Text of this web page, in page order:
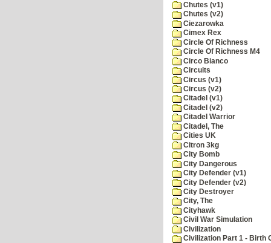
Chutes (v1)
Chutes (v2)
Ciezarowka
Cimex Rex
Circle Of Richness
Circle Of Richness M4
Circo Bianco
Circuits
Circus (v1)
Circus (v2)
Citadel (v1)
Citadel (v2)
Citadel Warrior
Citadel, The
Cities UK
Citron 3kg
City Bomb
City Dangerous
City Defender (v1)
City Defender (v2)
City Destroyer
City, The
Cityhawk
Civil War Simulation
Civilization
Civilization Part 1 - Birth